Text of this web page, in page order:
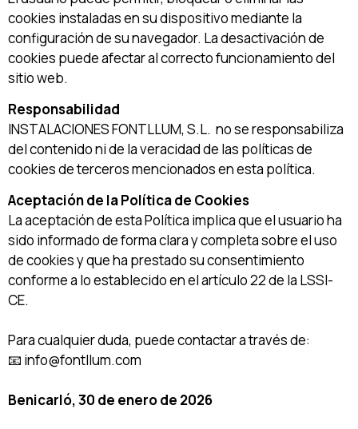
cookies instaladas en su dispositivo mediante la
configuración de su navegador. La desactivación de
cookies puede afectar al correcto funcionamiento del
sitio web.
Responsabilidad
INSTALACIONES FONTLLUM, S.L. no se responsabiliza
del contenido ni de la veracidad de las políticas de
cookies de terceros mencionados en esta política.
Aceptación de la Política de Cookies
La aceptación de esta Política implica que el usuario ha
sido informado de forma clara y completa sobre el uso
de cookies y que ha prestado su consentimiento
conforme a lo establecido en el artículo 22 de la LSSI-
CE.
Para cualquier duda, puede contactar a través de:
📧 info@fontllum.com
Benicarló, 30 de enero de 2026